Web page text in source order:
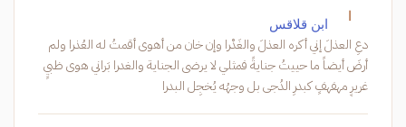
ا ابن قلاقس
دعِ العذلَ إني أكره العذلَ والغَدْرا وإن خان من أهوى أقمتُ له العُذرا ولم
أرضَ أيضاً ما حييتُ جنايةً فمثلي لا يرضى الجناية والغدرا بَراني هوى ظبيٍ
غريرٍ مهفهفٍ كبدرِ الدُجى بل وجهُه يُخجِل البدرا